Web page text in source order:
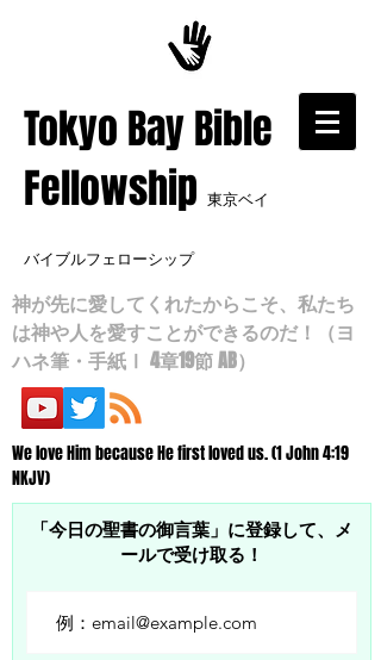
​Tokyo Bay Bible
Fellowship 東京ベイ
バイブルフェローシップ
神が先に愛してくれたからこそ、私たち
は神や人を愛すことができるのだ！（ヨ
ハネ筆・手紙Ⅰ 4章19節 AB）
We love Him because He first loved us. (1 John 4:19
NKJV)
「今日の聖書の御言葉」に登録して、メ
ールで受け取る！